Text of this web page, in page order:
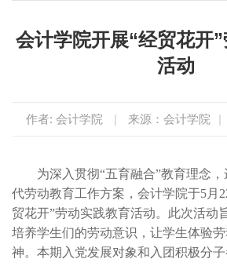
会计学院开展“经贸花开
活动
作者: 会计学院 | 来源：会计学院 |
为深入贯彻“五育融合”教育理念
代劳动教育工作方案，会计学院于5月
贸花开”劳动实践教育活动。此次活动
培养学生们的劳动意识，让学生体验
神。本期入党发展对象和入团积极分子